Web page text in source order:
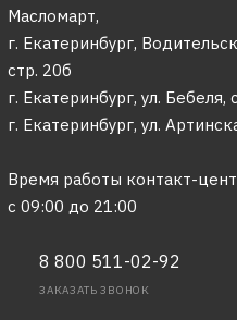
Масломарт,
г. Екатеринбург,
стр. 20б
г. Екатеринбург, ул. Бебеля,
г. Екатеринбург, ул.
Время работы контакт-
с 09:00 до 21:00
8 800 511-02-92
ЗАКАЗАТЬ ЗВОНОК